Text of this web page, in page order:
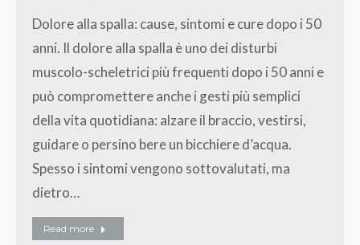
Dolore alla spalla: cause, sintomi e cure dopo i 50
anni. Il dolore alla spalla è uno dei disturbi
muscolo-scheletrici più frequenti dopo i 50 anni e
può compromettere anche i gesti più semplici
della vita quotidiana: alzare il braccio, vestirsi,
guidare o persino bere un bicchiere d’acqua.
Spesso i sintomi vengono sottovalutati, ma
dietro…
Read more